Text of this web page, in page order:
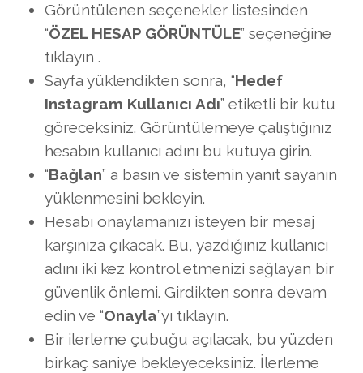
Görüntülenen seçenekler listesinden
“ÖZEL HESAP GÖRÜNTÜLE” seçeneğine
tıklayın .
Sayfa yüklendikten sonra, “Hedef
Instagram Kullanıcı Adı” etiketli bir kutu
göreceksiniz. Görüntülemeye çalıştığınız
hesabın kullanıcı adını bu kutuya girin.
“Bağlan” a basın ve sistemin yanıt sayanın
yüklenmesini bekleyin.
Hesabı onaylamanızı isteyen bir mesaj
karşınıza çıkacak. Bu, yazdığınız kullanıcı
adını iki kez kontrol etmenizi sağlayan bir
güvenlik önlemi. Girdikten sonra devam
edin ve “Onayla”yı tıklayın.
Bir ilerleme çubuğu açılacak, bu yüzden
birkaç saniye bekleyeceksiniz. İlerleme